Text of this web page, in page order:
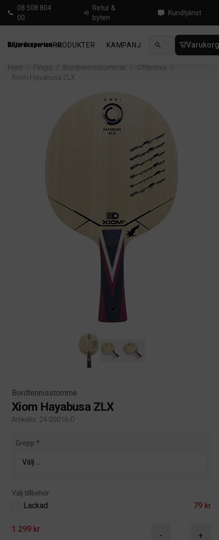
08 508 804
00
Retur &
byten
Kundtjänst
PRODUKTER KAMPANJ NYHETER
Hem / Pingis / Bordtennisstommar / Offensiva
/
Xiom Hayabusa ZLX
Bordtennisstomme
Xiom Hayabusa ZLX
Artikelnr. 24-00016-D
Product information
Grepp
Välj tillbehör
Lackad 79 kr
1 299 kr
- +